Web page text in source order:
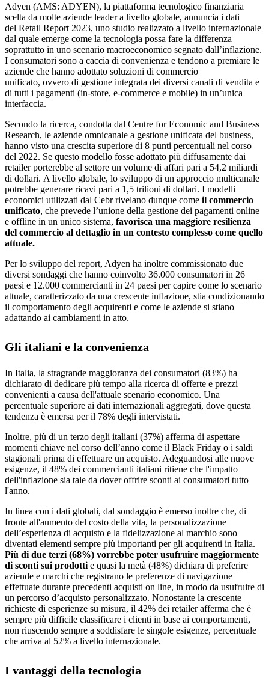
Adyen (AMS: ADYEN), la piattaforma tecnologico finanziaria
scelta da molte aziende leader a livello globale, annuncia i dati
del Retail Report 2023, uno studio realizzato a livello internazionale
dal quale emerge come la tecnologia possa fare la differenza
soprattutto in uno scenario macroeconomico segnato dall’inflazione.
I consumatori sono a caccia di convenienza e tendono a premiare le
aziende che hanno adottato soluzioni di commercio
unificato, ovvero di gestione integrata dei diversi canali di vendita e
di tutti i pagamenti (in-store, e-commerce e mobile) in un’unica
interfaccia.
Secondo la ricerca, condotta dal Centre for Economic and Business
Research, le aziende omnicanale a gestione unificata del business,
hanno visto una crescita superiore di 8 punti percentuali nel corso
del 2022. Se questo modello fosse adottato più diffusamente dai
retailer porterebbe al settore un volume di affari pari a 54,2 miliardi
di dollari. A livello globale, lo sviluppo di un approccio multicanale
potrebbe generare ricavi pari a 1,5 trilioni di dollari. I modelli
economici utilizzati dal Cebr rivelano dunque come il commercio
unificato, che prevede l’unione della gestione dei pagamenti online
e offline in un unico sistema, favorisca una maggiore resilienza
del commercio al dettaglio in un contesto complesso come quello
attuale.
Per lo sviluppo del report, Adyen ha inoltre commissionato due
diversi sondaggi che hanno coinvolto 36.000 consumatori in 26
paesi e 12.000 commercianti in 24 paesi per capire come lo scenario
attuale, caratterizzato da una crescente inflazione, stia condizionando
il comportamento degli acquirenti e come le aziende si stiano
adattando ai cambiamenti in atto.
Gli italiani e la convenienza
In Italia, la stragrande maggioranza dei consumatori (83%) ha
dichiarato di dedicare più tempo alla ricerca di offerte e prezzi
convenienti a causa dell'attuale scenario economico. Una
percentuale superiore ai dati internazionali aggregati, dove questa
tendenza è emersa per il 78% degli intervistati.
Inoltre, più di un terzo degli italiani (37%) afferma di aspettare
momenti chiave nel corso dell’anno come il Black Friday o i saldi
stagionali prima di effettuare un acquisto. Adeguandosi alle nuove
esigenze, il 48% dei commercianti italiani ritiene che l'impatto
dell'inflazione sia tale da dover offrire sconti ai consumatori tutto
l'anno.
In linea con i dati globali, dal sondaggio è emerso inoltre che, di
fronte all'aumento del costo della vita, la personalizzazione
dell’esperienza di acquisto e la fidelizzazione al marchio sono
diventati elementi sempre più importanti per gli acquirenti in Italia.
Più di due terzi (68%) vorrebbe poter usufruire maggiormente
di sconti sui prodotti e quasi la metà (48%) dichiara di preferire
aziende e marchi che registrano le preferenze di navigazione
effettuate durante precedenti acquisti on line, in modo da usufruire di
un percorso d’acquisto personalizzato. Nonostante la crescente
richieste di esperienze su misura, il 42% dei retailer afferma che è
sempre più difficile classificare i clienti in base ai comportamenti,
non riuscendo sempre a soddisfare le singole esigenze, percentuale
che arriva al 52% a livello internazionale.
I vantaggi della tecnologia